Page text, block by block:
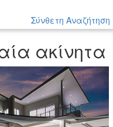
Σύνθετη Αναζήτηση
ακίνητα